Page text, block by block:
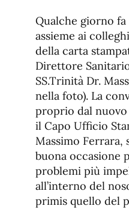
Qualche giorno
assieme ai
della carta
Direttore
SS.Trinità Dr.
nella foto). La
proprio dal
il Capo Ufficio
Massimo Ferrara,
buona occasione
problemi più
all’interno del
primis quello del